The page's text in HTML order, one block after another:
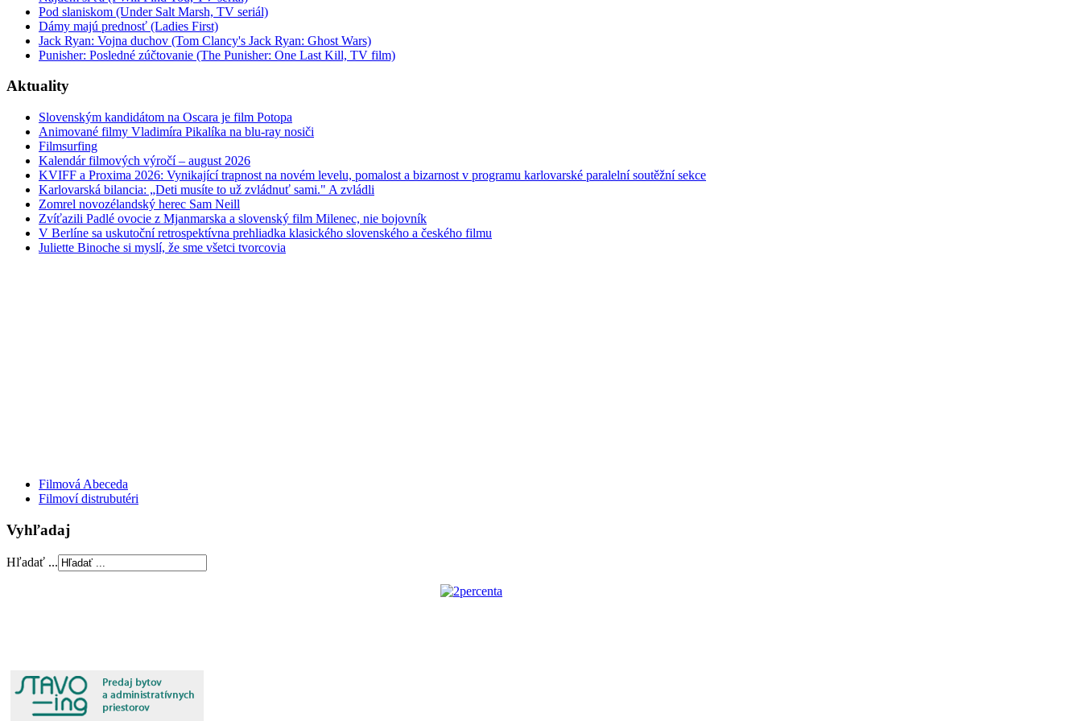
Pod slaniskom (Under Salt Marsh, TV seriál)
Dámy majú prednosť (Ladies First)
Jack Ryan: Vojna duchov (Tom Clancy's Jack Ryan: Ghost Wars)
Punisher: Posledné zúčtovanie (The Punisher: One Last Kill, TV film)
Aktuality
Slovenským kandidátom na Oscara je film Potopa
Animované filmy Vladimíra Pikalíka na blu-ray nosiči
Filmsurfing
Kalendár filmových výročí – august 2026
KVIFF a Proxima 2026: Vynikající trapnost na novém levelu, pomalost a bizarnost v programu karlovarské paralelní soutěžní sekce
Karlovarská bilancia: „Deti musíte to už zvládnuť sami." A zvládli
Zomrel novozélandský herec Sam Neill
Zvíťazili Padlé ovocie z Mjanmarska a slovenský film Milenec, nie bojovník
V Berlíne sa uskutoční retrospektívna prehliadka klasického slovenského a českého filmu
Juliette Binoche si myslí, že sme všetci tvorcovia
Filmová Abeceda
Filmoví distrubutéri
Vyhľadaj
Hľadať ...